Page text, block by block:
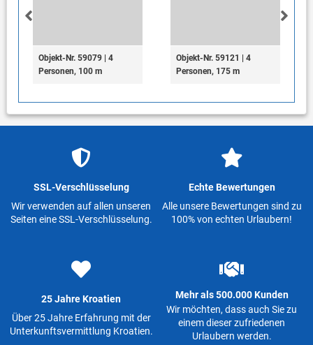
Objekt-Nr. 59079 | 4
Personen, 100 m
Objekt-Nr. 59121 | 4
Personen, 175 m
SSL-Verschlüsselung
Wir verwenden auf allen unseren
Seiten eine SSL-Verschlüsselung.
Echte Bewertungen
Alle unsere Bewertungen sind zu
100% von echten Urlaubern!
25 Jahre Kroatien
Über 25 Jahre Erfahrung mit der
Unterkunftsvermittlung Kroatien.
Mehr als 500.000 Kunden
Wir möchten, dass auch Sie zu
einem dieser zufriedenen
Urlaubern werden.